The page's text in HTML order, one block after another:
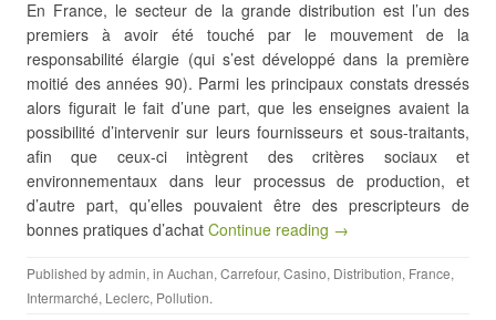
En France, le secteur de la grande distribution est l’un des
premiers à avoir été touché par le mouvement de la
responsabilité élargie (qui s’est développé dans la première
moitié des années 90). Parmi les principaux constats dressés
alors figurait le fait d’une part, que les enseignes avaient la
possibilité d’intervenir sur leurs fournisseurs et sous-traitants,
afin que ceux-ci intègrent des critères sociaux et
environnementaux dans leur processus de production, et
d’autre part, qu’elles pouvaient être des prescripteurs de
bonnes pratiques d’achat Continue reading →
Published byadmin, in Auchan, Carrefour, Casino, Distribution, France,
Intermarché, Leclerc, Pollution.